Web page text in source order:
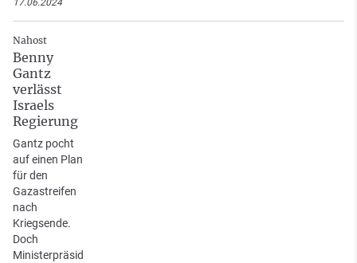
Nahost
Benny
Gantz
verlässt
Israels
Regierung
Gantz pocht
auf einen Plan
für den
Gazastreifen
nach
Kriegsende.
Doch
Ministerpräsid